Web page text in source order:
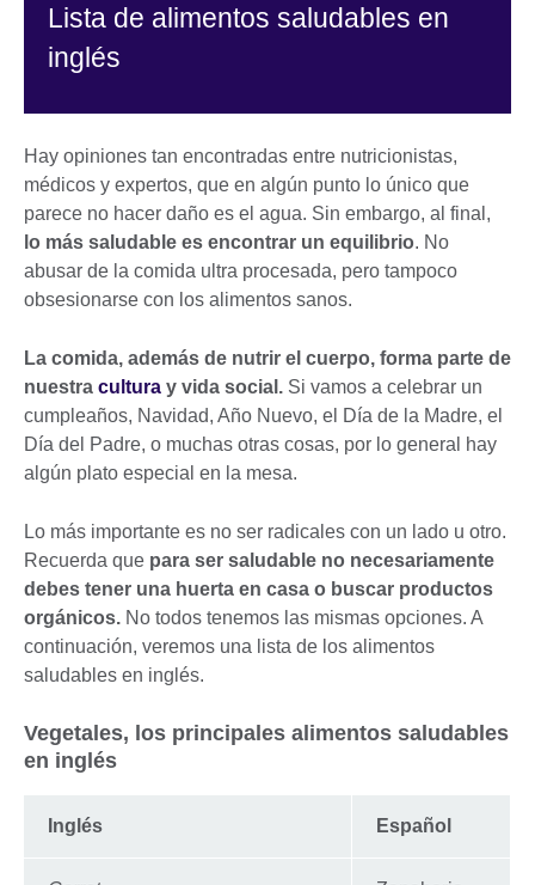
Lista de alimentos saludables en
inglés
Hay opiniones tan encontradas entre nutricionistas,
médicos y expertos, que en algún punto lo único que
parece no hacer daño es el agua. Sin embargo, al final,
lo más saludable es encontrar un equilibrio. No
abusar de la comida ultra procesada, pero tampoco
obsesionarse con los alimentos sanos.
La comida, además de nutrir el cuerpo, forma parte de
nuestra cultura y vida social. Si vamos a celebrar un
cumpleaños, Navidad, Año Nuevo, el Día de la Madre, el
Día del Padre, o muchas otras cosas, por lo general hay
algún plato especial en la mesa.
Lo más importante es no ser radicales con un lado u otro.
Recuerda que para ser saludable no necesariamente
debes tener una huerta en casa o buscar productos
orgánicos. No todos tenemos las mismas opciones. A
continuación, veremos una lista de los alimentos
saludables en inglés.
Vegetales, los principales alimentos saludables
en inglés
Inglés Español